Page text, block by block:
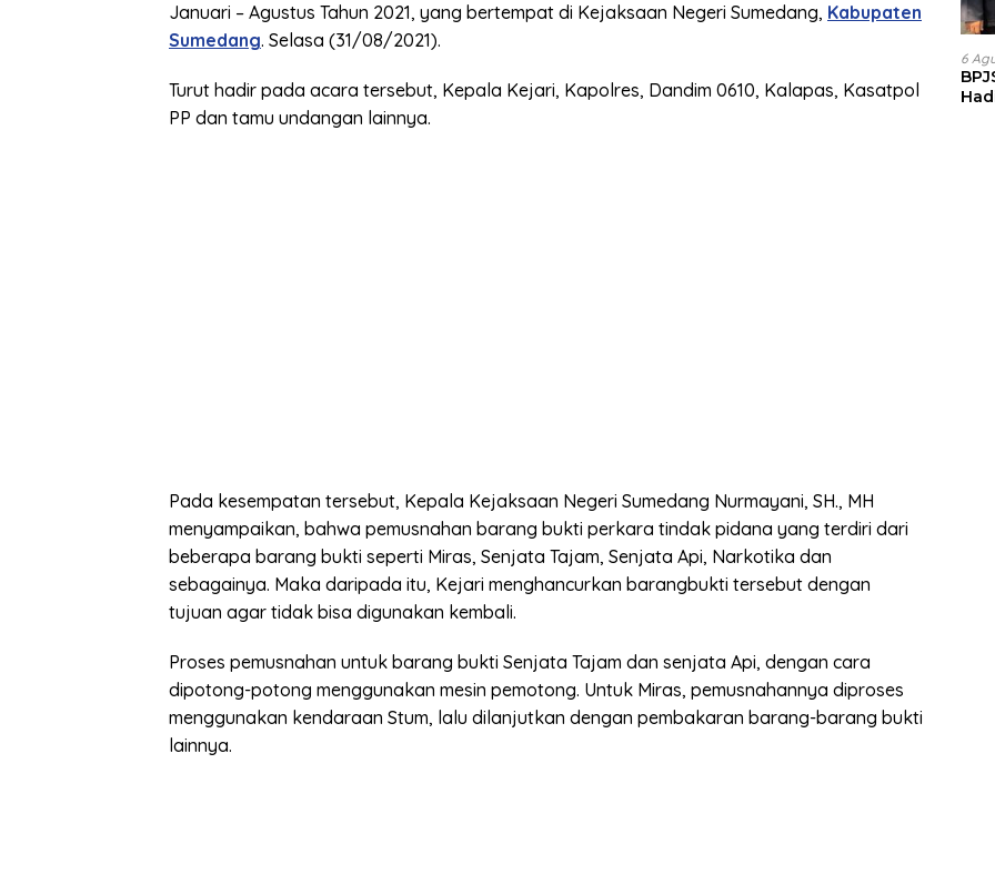
Januari – Agustus Tahun 2021, yang bertempat di Kejaksaan Negeri Sumedang, Kabupaten
Sumedang. Selasa (31/08/2021).
Turut hadir pada acara tersebut, Kepala Kejari, Kapolres, Dandim 0610, Kalapas, Kasatpol
PP dan tamu undangan lainnya.
Pada kesempatan tersebut, Kepala Kejaksaan Negeri Sumedang Nurmayani, SH., MH
menyampaikan, bahwa pemusnahan barang bukti perkara tindak pidana yang terdiri dari
beberapa barang bukti seperti Miras, Senjata Tajam, Senjata Api, Narkotika dan
sebagainya. Maka daripada itu, Kejari menghancurkan barangbukti tersebut dengan
tujuan agar tidak bisa digunakan kembali.
Proses pemusnahan untuk barang bukti Senjata Tajam dan senjata Api, dengan cara
dipotong-potong menggunakan mesin pemotong. Untuk Miras, pemusnahannya diproses
menggunakan kendaraan Stum, lalu dilanjutkan dengan pembakaran barang-barang bukti
lainnya.
6